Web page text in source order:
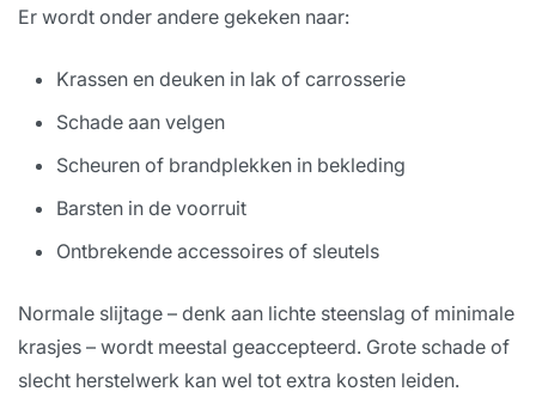
Er wordt onder andere gekeken naar:
Krassen en deuken in lak of carrosserie
Schade aan velgen
Scheuren of brandplekken in bekleding
Barsten in de voorruit
Ontbrekende accessoires of sleutels
Normale slijtage – denk aan lichte steenslag of minimale
krasjes – wordt meestal geaccepteerd. Grote schade of
slecht herstelwerk kan wel tot extra kosten leiden.